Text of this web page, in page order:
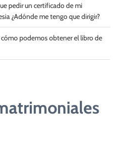
pedir un certificado de mi
¿Adónde me tengo que dirigir?
cómo podemos obtener el libro de